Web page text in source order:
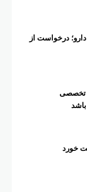
دارو؛ درخواست از
تخصصی
خورد